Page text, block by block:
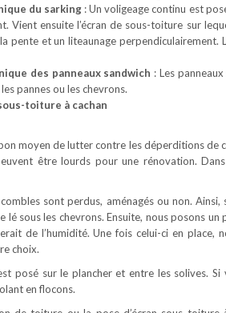
du sarking : Un voligeage continu est
Vient ensuite l’écran de sous-toiture sur
pente et un liteaunage perpendiculairement.
des panneaux sandwich : Les
pannes ou les chevrons.
toiture à cachan
moyen de lutter contre les déperditions de
être lourds pour une rénovation.
sont perdus, aménagés ou non.
sous les chevrons. Ensuite, nous posons un
de l’humidité. Une fois celui-ci en place,
choix.
posé sur le plancher et entre les solives. Si
en flocons.